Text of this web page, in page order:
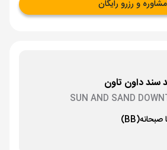
مشاوره و رزرو رایگان
سند داون تاون
SUN AND SAND
صبحانه(BB)